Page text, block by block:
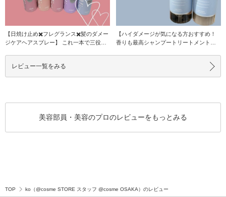
【日焼け止め✖️フレグランス✖️髪のダメー
ジケアヘアスプレー】 これ一本で三役が
【ハイダメージが気になる方おすすめ！
香りも最高シャンプートリートメント】
レビュー一覧をみる
美容部員・美容のプロのレビューをもっとみる
TOP ko（@cosme STORE スタッフ @cosme OSAKA）のレビュー